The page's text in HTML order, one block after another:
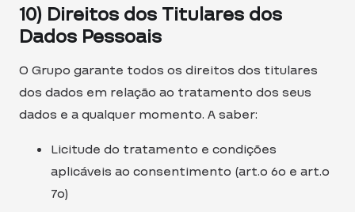
10) Direitos dos Titulares dos
Dados Pessoais
O Grupo garante todos os direitos dos titulares
dos dados em relação ao tratamento dos seus
dados e a qualquer momento. A saber:
Licitude do tratamento e condições
aplicáveis ao consentimento (art.o 6o e art.o
7o)